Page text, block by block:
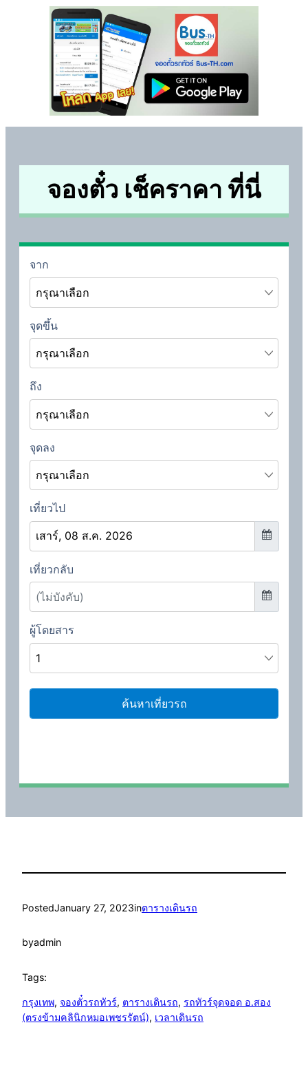
จองตั๋ว เช็คราคา ที่นี่
PostedJanuary 27, 2023inตารางเดินรถ
byadmin
Tags:
กรุงเทพ, จองตั๋วรถทัวร์, ตารางเดินรถ, รถทัวร์จุดจอด อ.สอง
(ตรงข้ามคลินิกหมอเพชรรัตน์), เวลาเดินรถ